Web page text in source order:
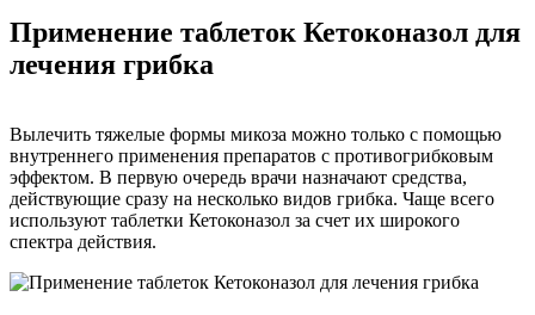
Применение таблеток Кетоконазол для
лечения грибка
Вылечить тяжелые формы микоза можно только с помощью
внутреннего применения препаратов с противогрибковым
эффектом. В первую очередь врачи назначают средства,
действующие сразу на несколько видов грибка. Чаще всего
используют таблетки Кетоконазол за счет их широкого
спектра действия.